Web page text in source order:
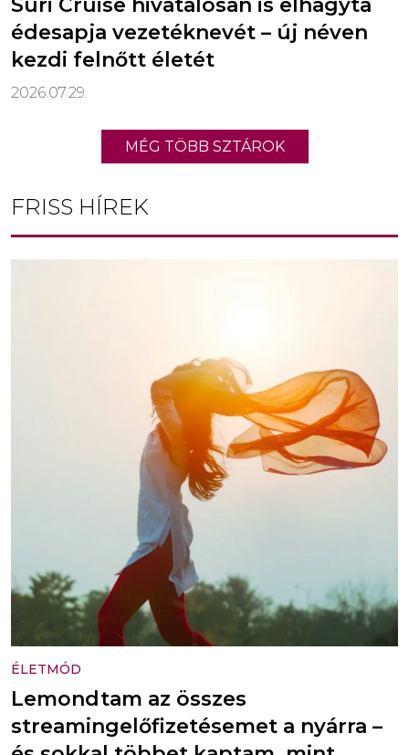
édesapja vezetéknevét – új néven
kezdi felnőtt életét
2026.07.29.
MÉG TÖBB SZTÁROK
FRISS HÍREK
ÉLETMÓD
Lemondtam az összes
streamingelőfizetésemet a nyárra –